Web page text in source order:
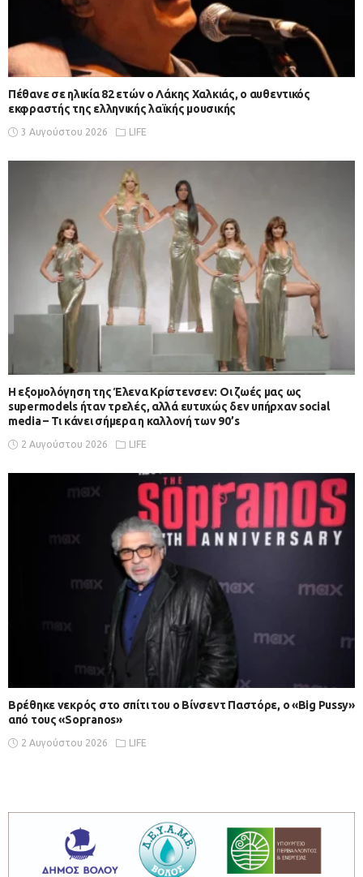
Πέθανε σε ηλικία 82 ετών ο Λάκης Χαλκιάς, ο αυθεντικός
εκφραστής της ελληνικής λαϊκής μουσικής
3 Αυγούστου 2026 LIFE
Η εξομολόγηση της Έλενα Κρίστενσεν: Οι ζωές μας ως
supermodels ήταν τρελές, αλλά ευτυχώς δεν υπήρχαν social
media – Τι κάνει σήμερα η καλλονή των 90’s
2 Αυγούστου 2026 LIFE
Βρέθηκε νεκρός στο σπίτι του ο Βίνσεντ Παστόρε, ο «Big Pussy»
από τους «Sopranos»
2 Αυγούστου 2026 LIFE